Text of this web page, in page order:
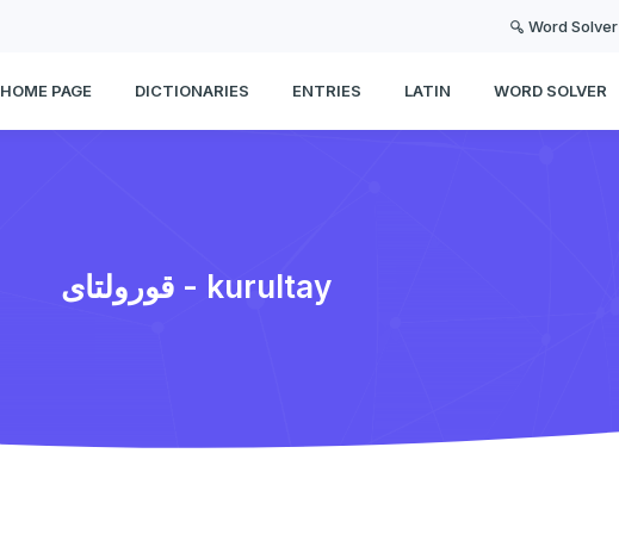
Word Solver
HOME PAGE DICTIONARIES ENTRIES LATIN WORD SOLVER
قورولتای - kurultay